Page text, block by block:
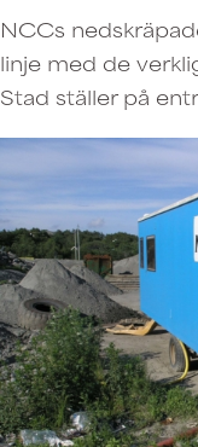
NCCs
linje med de
Stad ställer på